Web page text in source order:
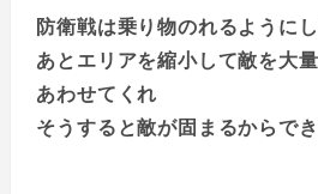
防衛戦は乗り物のれるように
あとエリアを縮小して敵を大
あわせてくれ
そうすると敵が固まるからで